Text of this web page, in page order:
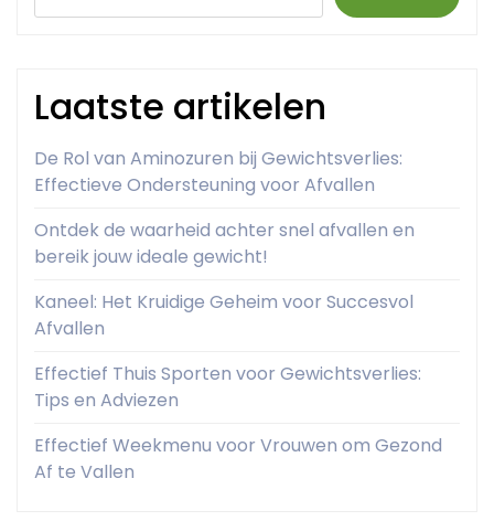
Laatste artikelen
De Rol van Aminozuren bij Gewichtsverlies:
Effectieve Ondersteuning voor Afvallen
Ontdek de waarheid achter snel afvallen en
bereik jouw ideale gewicht!
Kaneel: Het Kruidige Geheim voor Succesvol
Afvallen
Effectief Thuis Sporten voor Gewichtsverlies:
Tips en Adviezen
Effectief Weekmenu voor Vrouwen om Gezond
Af te Vallen